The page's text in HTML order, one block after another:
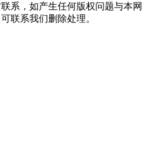
系，如产生任何版权问题与本网
联系我们删除处理。